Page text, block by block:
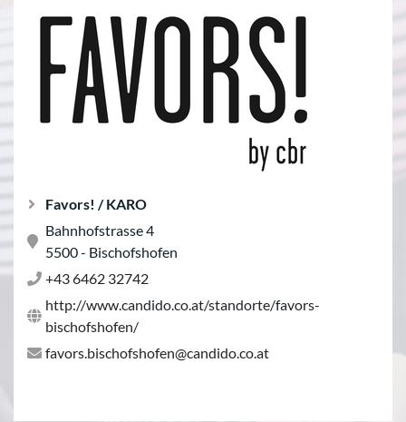
Favors! / KARO
Bahnhofstrasse 4
5500 - Bischofshofen
+43 6462 32742
http://www.candido.co.at/standorte/favors-
bischofshofen/
favors.bischofshofen@candido.co.at